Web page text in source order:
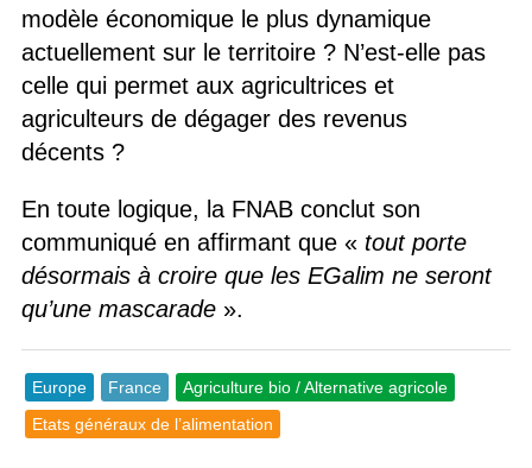
modèle économique le plus dynamique
actuellement sur le territoire ? N’est-elle pas
celle qui permet aux agricultrices et
agriculteurs de dégager des revenus
décents ?
En toute logique, la FNAB conclut son
communiqué en affirmant que « tout porte
désormais à croire que les EGalim ne seront
qu’une mascarade».
Europe France
Agriculture bio / Alternative agricole
Etats généraux de l’alimentation